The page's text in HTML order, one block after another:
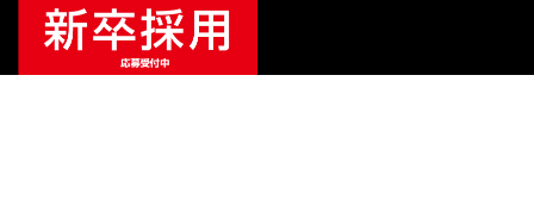
販売価格 799,000（税込）
¥599,000（税込）